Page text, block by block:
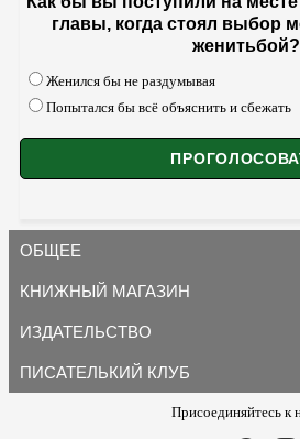
главы, когда стоял выбор
женитьбой?
Женился бы не раздумывая
Попытался бы всё объяснить и сбежать
ОБЩЕЕ
КНИЖНЫЙ МАГАЗИН
ИЗДАТЕЛЬСТВО
ПИСАТЕЛЬКИЙ КЛУБ
Присоединяйтесь к